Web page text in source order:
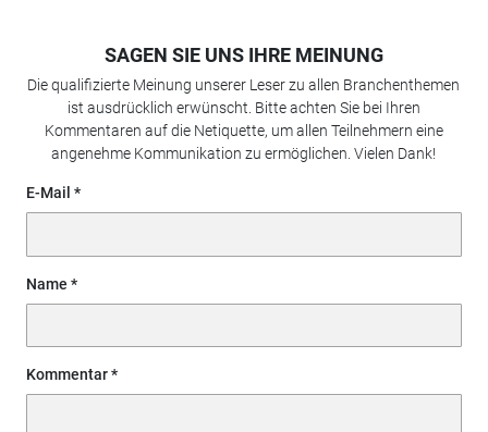
SAGEN SIE UNS IHRE MEINUNG
Die qualifizierte Meinung unserer Leser zu allen Branchenthemen
ist ausdrücklich erwünscht. Bitte achten Sie bei Ihren
Kommentaren auf die Netiquette, um allen Teilnehmern eine
angenehme Kommunikation zu ermöglichen. Vielen Dank!
E-Mail
Name
Kommentar